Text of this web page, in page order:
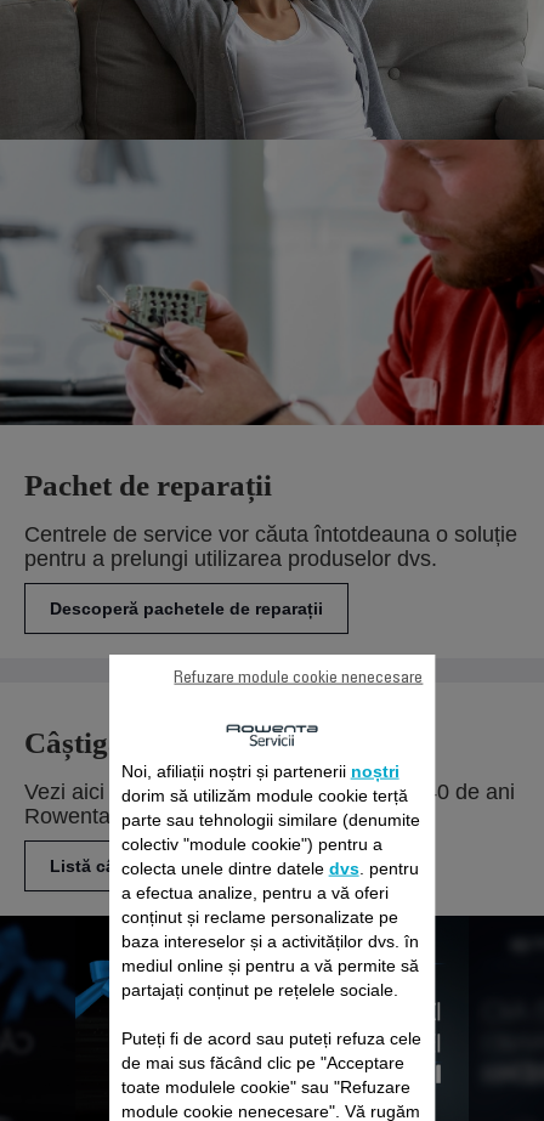
Pachet de reparații
Centrele de service vor căuta întotdeauna o soluție
pentru a prelungi utilizarea produselor dvs.
Descoperă pachetele de reparații
Câștigătorii campaniei eMAG
Vezi aici câștigătorii campaniei eMAG – 140 de ani
Rowenta cu 140 de premii
Listă câștigători
Noi, afiliații noștri și partenerii noștri
dorim să utilizăm module cookie terță
parte sau tehnologii similare (denumite
colectiv "module cookie") pentru a
colecta unele dintre datele dvs. pentru
a efectua analize, pentru a vă oferi
conținut și reclame personalizate pe
baza intereselor și a activităților dvs. în
mediul online și pentru a vă permite să
partajați conținut pe rețelele sociale.
Puteți fi de acord sau puteți refuza cele
de mai sus făcând clic pe "Acceptare
toate modulele cookie" sau "Refuzare
module cookie nenecesare". Vă rugăm
Refuzare module cookie nenecesare